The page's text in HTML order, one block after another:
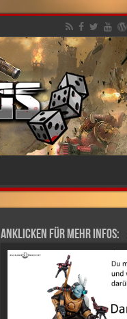
Anklicken für mehr Infos: